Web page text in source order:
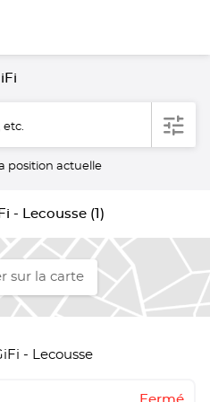
ville, etc. filter
position actuelle
- Lecousse (1)
sur la carte
- Lecousse